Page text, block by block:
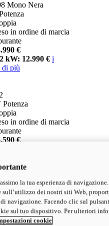
Mono Nera
in ordine di marcia
€
kW: 12.990 € i
di più
Potenza
in ordine di marcia
€
SP
Potenza
in ordine di marcia
la tua esperienza di
dei nostri siti Web,
di navigazione. Facendo clic sul
sul tuo dispositivo. Per ulteriori
cookie